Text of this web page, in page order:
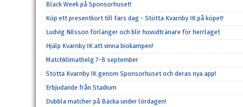
Black Week på Sponsorhuset!
Köp ett presentkort till Fars dag - Stötta Kvarnby IK på köpet!
Ludvig Nilsson förlänger och blir huvudtränare för herrlaget
Hjälp Kvarnby IK att vinna biokampen!
Matchklimathelg 7-8 september
Stötta Kvarnby IK genom Sponsorhuset och deras nya app!
Erbjudande från Stadium
Dubbla matcher på Bäcka under lördagen!